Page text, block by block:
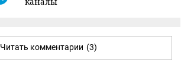
Читать комментарии (3)